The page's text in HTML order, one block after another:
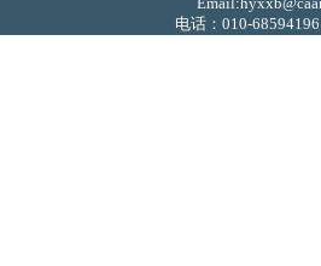
电话：010-